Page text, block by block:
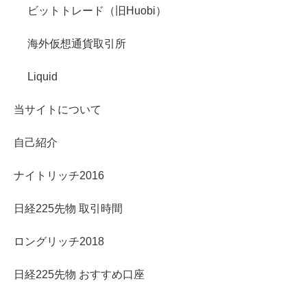
ビットトレード（旧Huobi）
海外仮想通貨取引所
Liquid
当サイトについて
自己紹介
ナイトリッチ2016
日経225先物 取引時間
ロングリッチ2018
日経225先物 おすすめ口座